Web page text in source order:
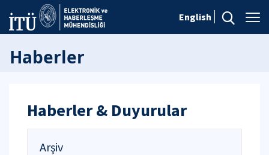
English
Haberler
Haberler & Duyurular
Arşiv